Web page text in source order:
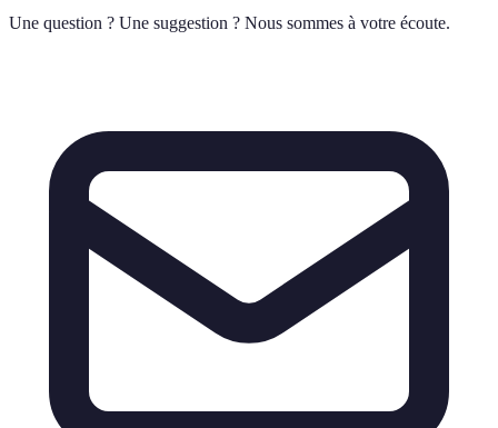
Une question ? Une suggestion ? Nous sommes à votre écoute.